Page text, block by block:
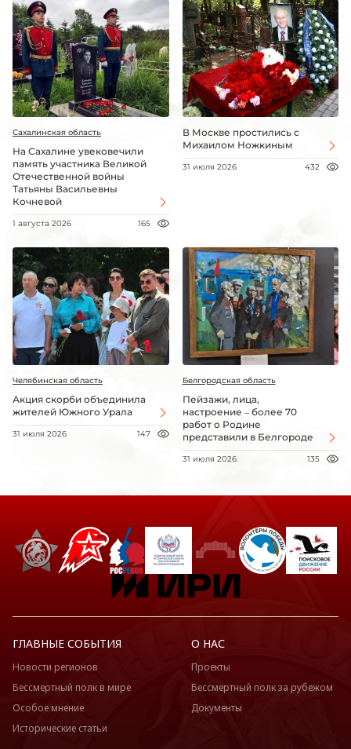
Сахалинская область
На Сахалине увековечили
память участника Великой
Отечественной войны
Татьяны Васильевны
Кочневой
1 августа 2026 165
В Москве простились с
Михаилом Ножкиным
31 июля 2026 432
Челябинская область
Акция скорби объединила
жителей Южного Урала
31 июля 2026 147
Белгородская область
Пейзажи, лица,
настроение – более 70
работ о Родине
представили в Белгороде
31 июля 2026 135
ГЛАВНЫЕ СОБЫТИЯ
Новости регионов
Бессмертный полк в мире
Особое мнение
Исторические статьи
О НАС
Проекты
Бессмертный полк за рубежом
Документы